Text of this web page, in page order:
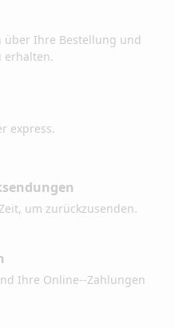
über Ihre Bestellung und
erhalten.
express.
um zurückzusenden.
Ihre Online--Zahlungen